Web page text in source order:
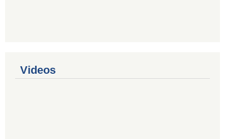
Videos